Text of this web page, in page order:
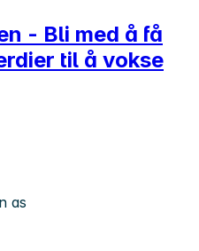
- Bli med å få
til å vokse
as